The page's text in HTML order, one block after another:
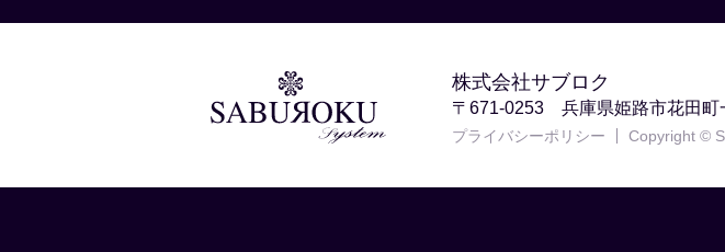
株式会社サブロク
〒671-0253 兵庫県姫路市花田町
プライバシーポリシー Copyright ©